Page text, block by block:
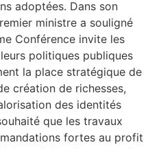
adoptées. Dans son
ministre a souligné
Conférence invite les
politiques publiques
la place stratégique de
création de richesses,
des identités
que les travaux
fortes au profit